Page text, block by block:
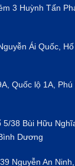
3 Huỳnh Tấn
Ái Quốc, Hố
Quốc lộ 1A,
5/38 Bùi Hữu
Dương
Nguyễn An